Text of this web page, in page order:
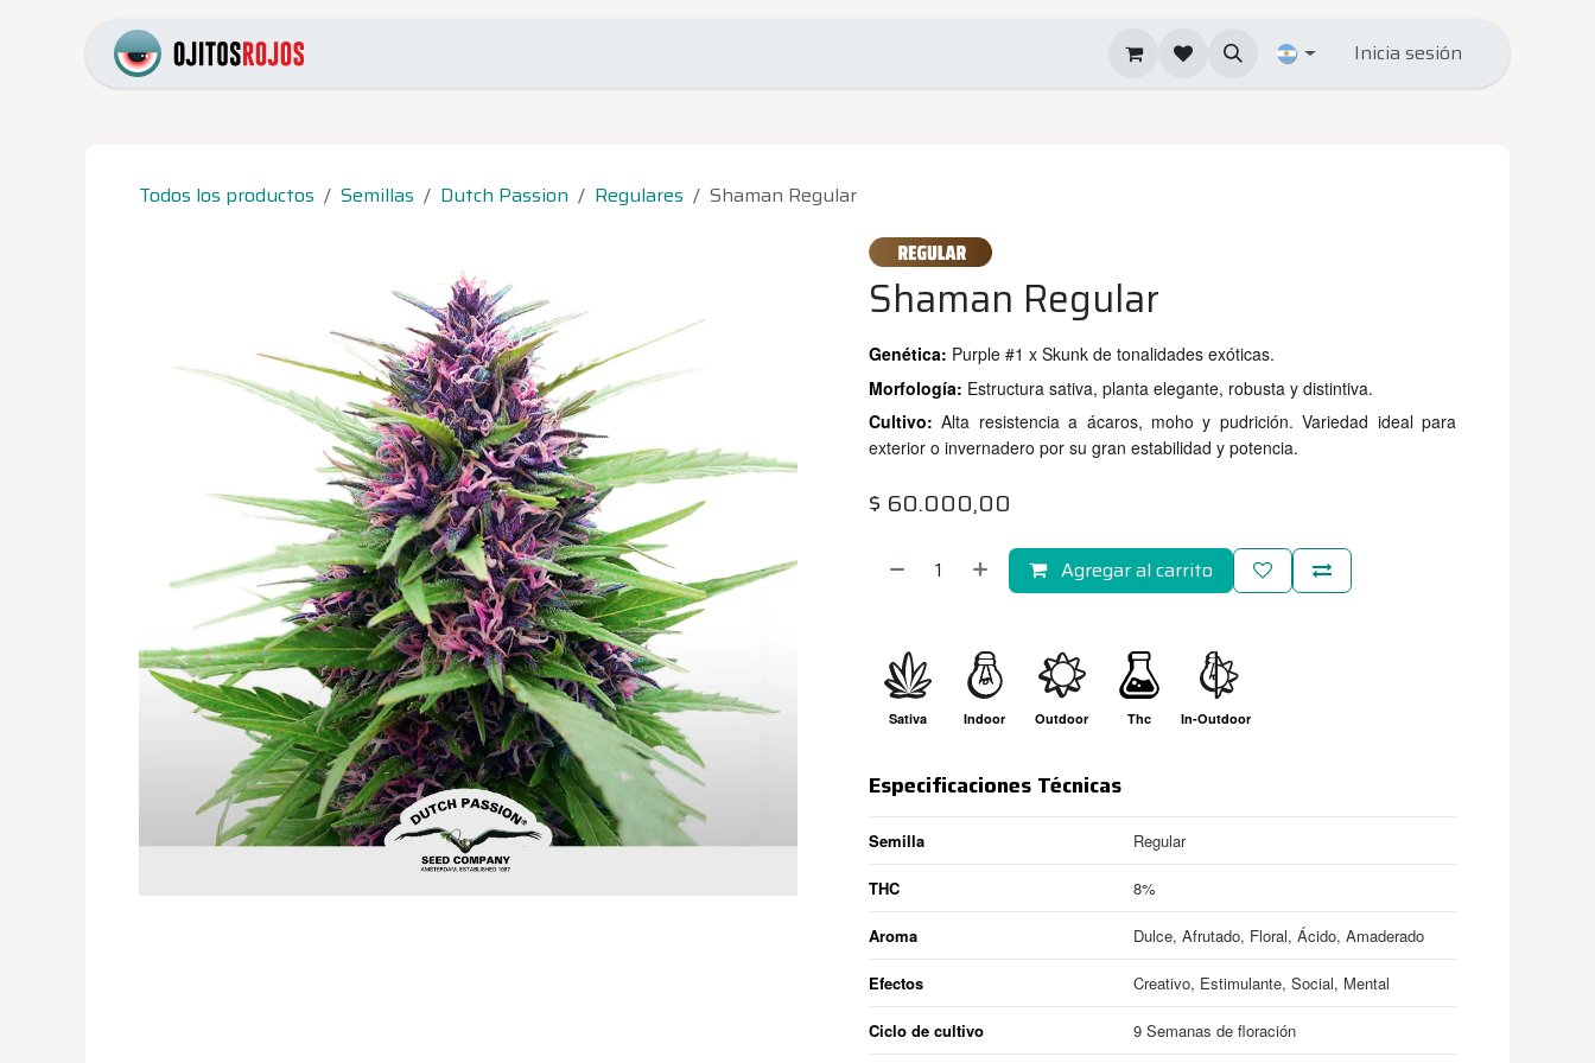
Inicia sesión
Todos los productos Semillas Dutch Passion Regulares Shaman Regular
Shaman Regular
Genética: Purple #1 x Skunk de tonalidades exóticas.
Morfología: Estructura sativa, planta elegante, robusta y distintiva.
Cultivo: Alta resistencia a ácaros, moho y pudrición. Variedad ideal para
exterior o invernadero por su gran estabilidad y potencia.
$ 60.000,00
Agregar al carrito
Sativa Indoor Outdoor Thc In-Outdoor
Especificaciones Técnicas
Semilla Regular
THC 8%
Aroma Dulce, Afrutado, Floral, Ácido, Amaderado
Efectos Creativo, Estimulante, Social, Mental
Ciclo de cultivo 9 Semanas de floración